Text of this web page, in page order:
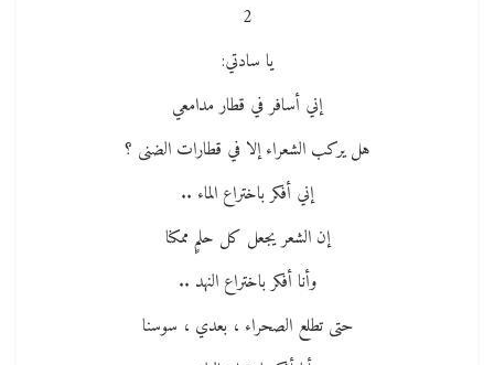
2
يا سادتي:
إني أسافر في قطار مدامعي
هل يركب الشعراء إلا في قطارات الضنى ؟
إني أفكر باختراع الماء ..
إن الشعر يجعل كل حلمٍ ممكنا
وأنا أفكر باختراع النهد ..
حتى تطلع الصحراء ، بعدي ، سوسنا